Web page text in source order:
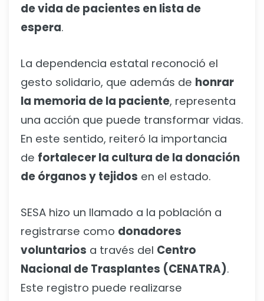
de vida de pacientes en lista de
espera.
La dependencia estatal reconoció el
gesto solidario, que además de honrar
la memoria de la paciente, representa
una acción que puede transformar vidas.
En este sentido, reiteró la importancia
de fortalecer la cultura de la donación
de órganos y tejidos en el estado.
SESA hizo un llamado a la población a
registrarse como donadores
voluntarios a través del Centro
Nacional de Trasplantes (CENATRA).
Este registro puede realizarse